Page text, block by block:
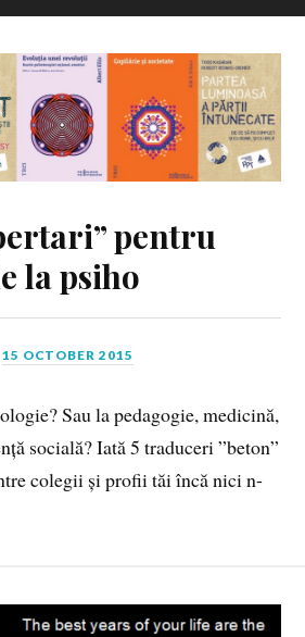
pentru
la psiho
15 OCTOBER 2015
Sau la pedagogie, medicină,
socială? Iată 5 traduceri ”beton”
colegii și profii tăi încă nici n-